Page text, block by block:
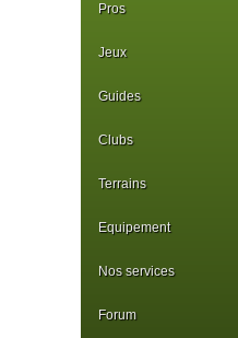
Pros
Jeux
Guides
Clubs
Terrains
Equipement
Nos services
Forum